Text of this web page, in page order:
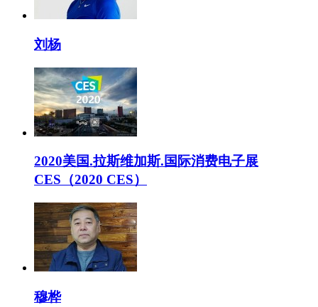
刘杨
2020美国.拉斯维加斯.国际消费电子展
CES（2020 CES）
穆桦